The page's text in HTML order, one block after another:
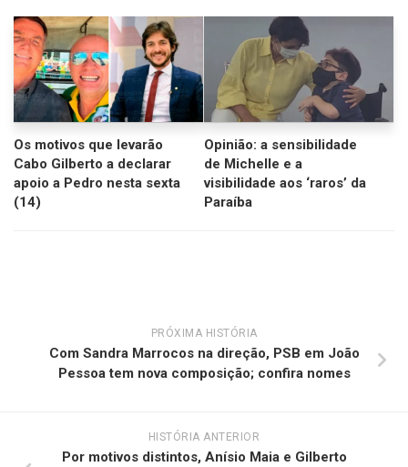
Os motivos que levarão
Cabo Gilberto a declarar
apoio a Pedro nesta sexta
(14)
Opinião: a sensibilidade
de Michelle e a
visibilidade aos ‘raros’ da
Paraíba
PRÓXIMA HISTÓRIA
Com Sandra Marrocos na direção, PSB em João
Pessoa tem nova composição; confira nomes
HISTÓRIA ANTERIOR
Por motivos distintos, Anísio Maia e Gilberto